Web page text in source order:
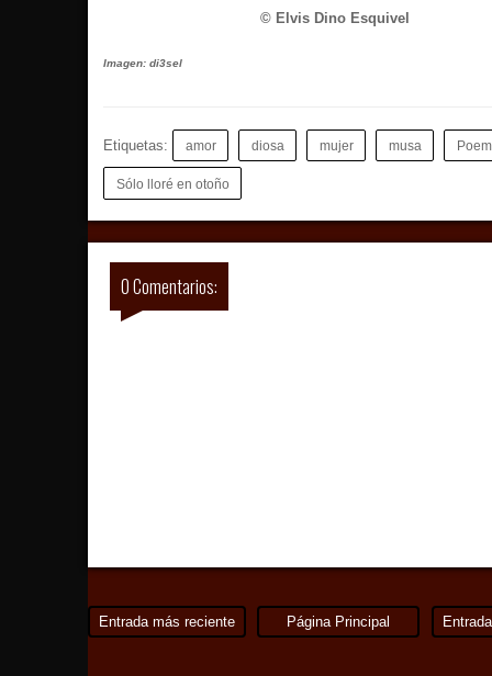
© Elvis Dino Esquivel
Imagen: di3sel
Etiquetas: amor diosa mujer musa
Sólo lloré en otoño
0 Comentarios:
Entrada más reciente Página Principal